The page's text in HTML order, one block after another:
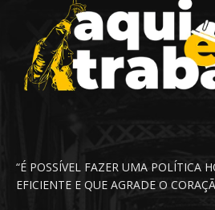
“É POSSÍVEL FAZER UMA POLÍTICA
EFICIENTE E QUE AGRADE O